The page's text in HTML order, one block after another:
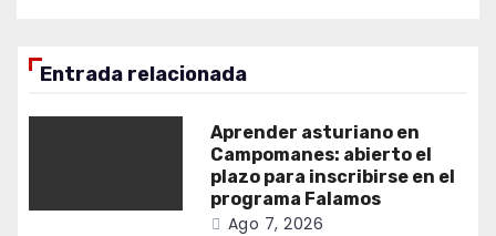
Entrada relacionada
Aprender asturiano en
Campomanes: abierto el
plazo para inscribirse en el
programa Falamos
Ago 7, 2026